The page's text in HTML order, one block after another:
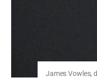
James Vowles,